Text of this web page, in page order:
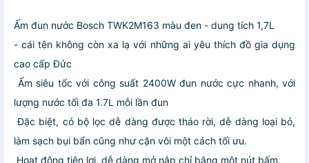
Ấm đun nước Bosch TWK2M163 màu đen - dung tích 1,7L
- cái tên không còn xa lạ với những ai yêu thích đồ gia dụng
cao cấp Đức
Ấm siêu tốc với công suất 2400W đun nước cực nhanh, với
lượng nước tối đa 1.7L mỗi lần đun
Đặc biệt, có bộ lọc dễ dàng được tháo rời, dễ dàng loại bỏ,
làm sạch bụi bẩn cũng như cặn vôi một cách tối ưu.
Hoạt động tiện lợi, dễ dàng mở nắp chỉ bằng một nút bấm.